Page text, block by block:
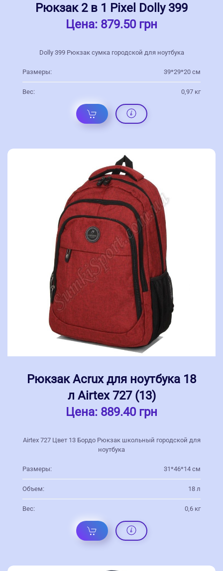
Рюкзак 2 в 1 Pixel Dolly 399
Цена: 879.50 грн
Dolly 399 Рюкзак сумка городской для ноутбука
Размеры: 39*29*20 см
Вес: 0,97 кг
Рюкзак Acrux для ноутбука 18
л Airtex 727 (13)
Цена: 889.40 грн
Airtex 727 Цвет 13 Бордо Рюкзак школьный городской для
ноутбука
Размеры: 31*46*14 см
Объем: 18 л
Вес: 0,6 кг